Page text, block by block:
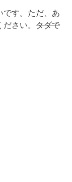
です。ただ、あ
さい。 タダで